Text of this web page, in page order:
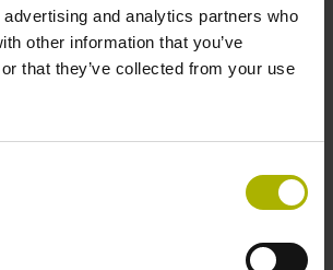
and analytics partners who
other information that you’ve
that they’ve collected from your use